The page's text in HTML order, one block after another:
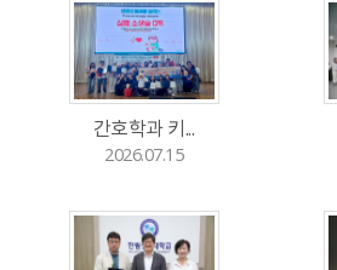
간호학과 키...
2026.07.15